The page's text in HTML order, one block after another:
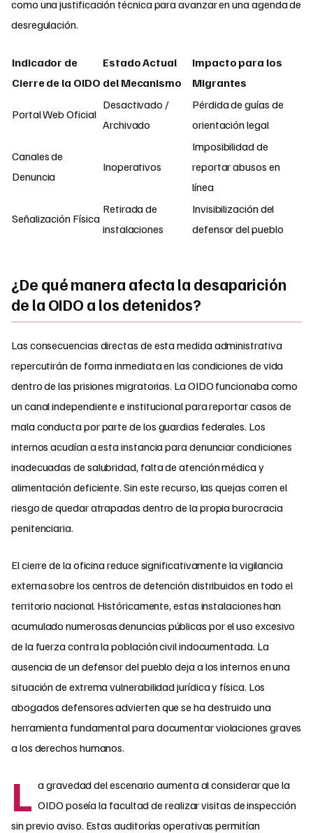
como una justificación técnica para avanzar en una agenda de
desregulación.
Indicador de
Cierre de la OIDO
Estado Actual
del Mecanismo
Impacto para los
Migrantes
Portal Web Oficial
Desactivado /
Archivado
Pérdida de guías de
orientación legal
Canales de
Denuncia
Inoperativos
Imposibilidad de
reportar abusos en
línea
Señalización Física
Retirada de
instalaciones
Invisibilización del
defensor del pueblo
¿De qué manera afecta la desaparición
de la OIDO a los detenidos?
Las consecuencias directas de esta medida administrativa
repercutirán de forma inmediata en las condiciones de vida
dentro de las prisiones migratorias. La OIDO funcionaba como
un canal independiente e institucional para reportar casos de
mala conducta por parte de los guardias federales. Los
internos acudían a esta instancia para denunciar condiciones
inadecuadas de salubridad, falta de atención médica y
alimentación deficiente. Sin este recurso, las quejas corren el
riesgo de quedar atrapadas dentro de la propia burocracia
penitenciaria.
El cierre de la oficina reduce significativamente la vigilancia
externa sobre los centros de detención distribuidos en todo el
territorio nacional. Históricamente, estas instalaciones han
acumulado numerosas denuncias públicas por el uso excesivo
de la fuerza contra la población civil indocumentada. La
ausencia de un defensor del pueblo deja a los internos en una
situación de extrema vulnerabilidad jurídica y física. Los
abogados defensores advierten que se ha destruido una
herramienta fundamental para documentar violaciones graves
a los derechos humanos.
L a gravedad del escenario aumenta al considerar que la
OIDO poseía la facultad de realizar visitas de inspección
sin previo aviso. Estas auditorías operativas permitían